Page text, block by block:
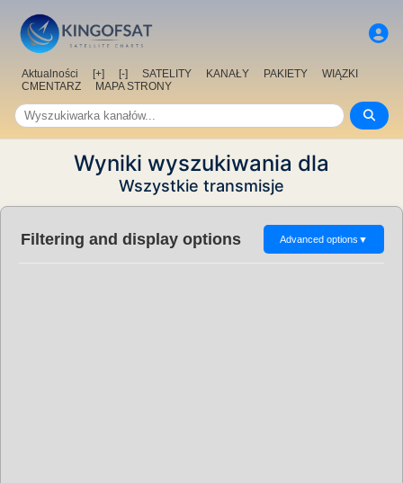
Aktualności [+] [-] SATELITY KANAŁY PAKIETY
WIĄZKI
CMENTARZ
MAPA STRONY
Wyniki wyszukiwania dla
Wszystkie transmisje
Filtering and display options Advanced options ▼